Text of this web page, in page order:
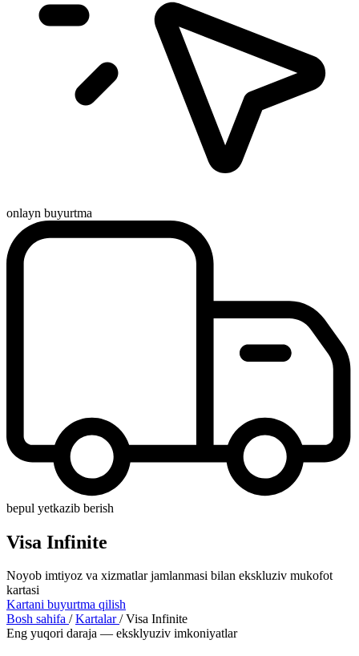
onlayn buyurtma
bepul yetkazib berish
Visa Infinite
Noyob imtiyoz va xizmatlar jamlanmasi bilan ekskluziv mukofot
kartasi
Kartani buyurtma qilish
Bosh sahifa / Kartalar/Visa Infinite
Eng yuqori daraja — eksklyuziv imkoniyatlar